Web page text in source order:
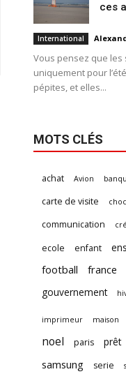
ces
International
Vous pensez que les
uniquement pour
pépites, et elles...
MOTS CLÉS
achat Avion
carte de visite
communication
ecole enfant
football france
gouvernement
imprimeur maison
noel paris prêt
samsung serie